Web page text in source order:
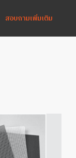
สอบถามเพิ่มเติม